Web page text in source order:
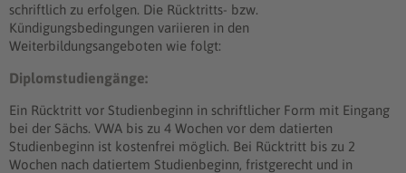
schriftlich zu erfolgen. Die Rücktritts- bzw.
Kündigungsbedingungen variieren in den
Weiterbildungsangeboten wie folgt:
Diplomstudiengänge:
Ein Rücktritt vor Studienbeginn in schriftlicher Form mit Eingang
bei der Sächs. VWA bis zu 4 Wochen vor dem datierten
Studienbeginn ist kostenfrei möglich. Bei Rücktritt bis zu 2
Wochen nach datiertem Studienbeginn, fristgerecht und in